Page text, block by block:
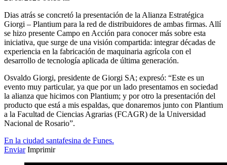
Dias atrás se concretó la presentación de la Alianza Estratégica
Giorgi – Plantium para la red de distribuidores de ambas firmas. Allí
se hizo presente Campo en Acción para conocer más sobre esta
iniciativa, que surge de una visión compartida: integrar décadas de
experiencia en la fabricación de maquinaria agrícola con el
desarrollo de tecnología aplicada de última generación.
Osvaldo Giorgi, presidente de Giorgi SA; expresó: “Este es un
evento muy particular, ya que por un lado presentamos en sociedad
la alianza que hicimos con Plantium; y por otro la presentación del
producto que está a mis espaldas, que donaremos junto con Plantium
a la Facultad de Ciencias Agrarias (FCAGR) de la Universidad
Nacional de Rosario”.
En la ciudad santafesina de Funes.
Enviar Imprimir